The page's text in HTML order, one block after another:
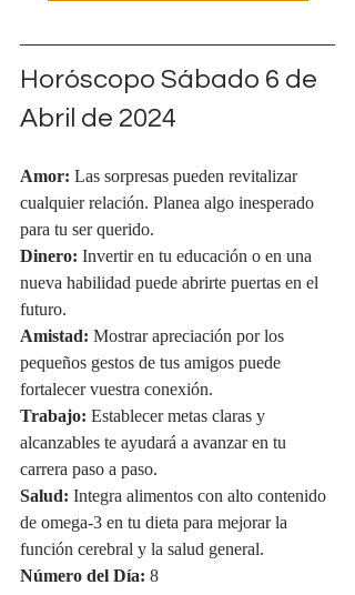
Horóscopo Sábado 6 de
Abril de 2024
Amor: Las sorpresas pueden revitalizar
cualquier relación. Planea algo inesperado
para tu ser querido.
Dinero: Invertir en tu educación o en una
nueva habilidad puede abrirte puertas en el
futuro.
Amistad: Mostrar apreciación por los
pequeños gestos de tus amigos puede
fortalecer vuestra conexión.
Trabajo: Establecer metas claras y
alcanzables te ayudará a avanzar en tu
carrera paso a paso.
Salud: Integra alimentos con alto contenido
de omega-3 en tu dieta para mejorar la
función cerebral y la salud general.
Número del Día: 8